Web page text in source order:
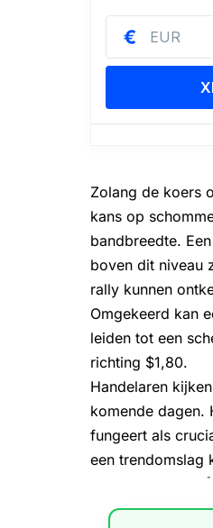
Zolang de koers
kans op
bandbreedte.
boven dit niveau
rally kunnen
Omgekeerd kan
leiden tot een
richting $1,80.
Handelaren
komende dagen.
fungeert als
een trendomslag
-